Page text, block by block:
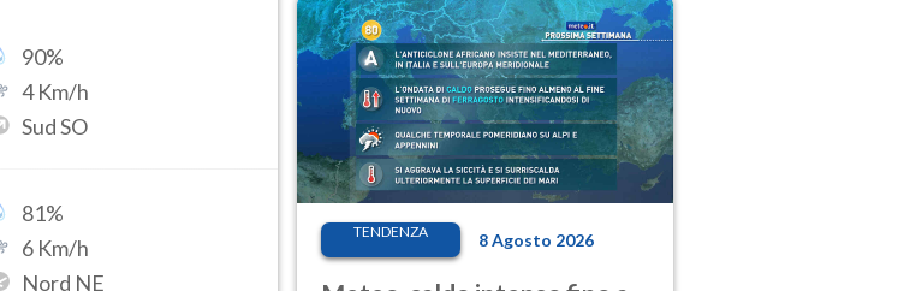
90%
4Km/h
Sud SO
81%
6 Km/h
Nord NE
TENDENZA 8 Agosto 2026